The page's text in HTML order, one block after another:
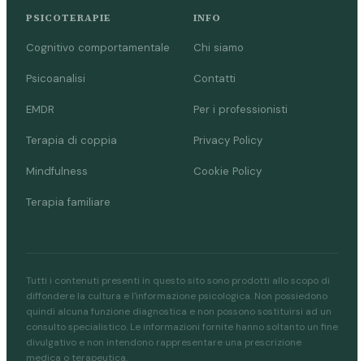
PSICOTERAPIE
Cognitivo comportamentale
Psicoanalisi
EMDR
Terapia di coppia
Mindfulness
Terapia familiare
INFO
Chi siamo
Contatti
Per i professionisti
Privacy Policy
Cookie Policy
Tutti i contenuti presenti in questo sito sono prodotti allo scopo di
diffondere la cultura e l'informazione psicologica. Non possiedono
quindi alcuna funzione diagnostica e non possono sostituirsi ad un
consulto specialistico. Le informazioni fornite hanno soltanto un fine
divulgativo e non intendono rappresentare una prescrizione
medica o terapeutica.